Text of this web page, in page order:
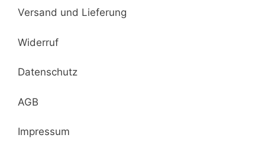
Versand und Lieferung
Widerruf
Datenschutz
AGB
Impressum